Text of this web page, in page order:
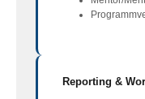
Reporting &